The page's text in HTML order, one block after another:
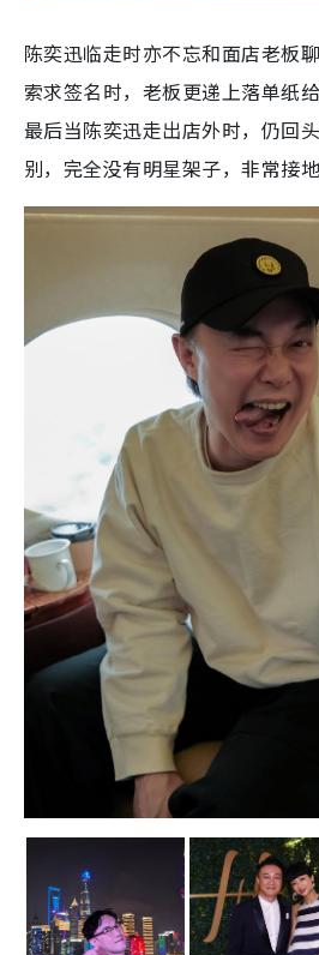
陈奕迅临走时亦不忘和面店老板
索求签名时，老板更递上落单纸
最后当陈奕迅走出店外时，仍回
别，完全没有明星架子，非常接地